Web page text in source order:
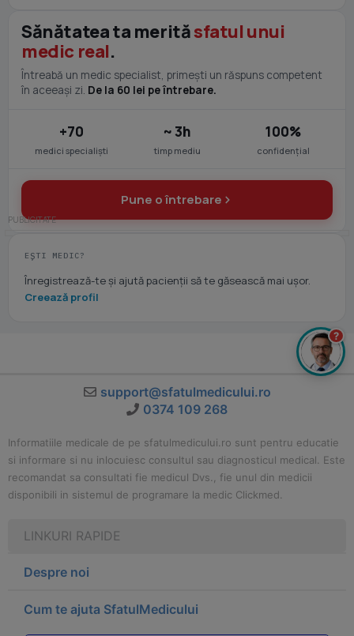
Sănătatea ta merităsfatul unui
medic real.
Întreabă un medic specialist, primești un răspuns competent
în aceeași zi. De la 60 lei pe întrebare.
+70
medici specialiști
~ 3h
timp mediu
100%
confidențial
Pune o întrebare
EȘTI MEDIC?
Înregistrează-te și ajută pacienții să te găsească mai ușor.
Creează profil
support@sfatulmedicului.ro
0374 109 268
Informatiile medicale de pe sfatulmedicului.ro sunt pentru educatie
si informare si nu inlocuiesc consultul sau diagnosticul medical. Este
recomandat sa consultati fie medicul Dvs., fie unul din medicii
disponibili in sistemul de programare la medic Clickmed.
LINKURI RAPIDE
Despre noi
Cum te ajuta SfatulMedicului
?